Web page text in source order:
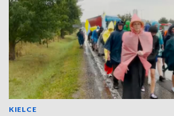
KIELCE